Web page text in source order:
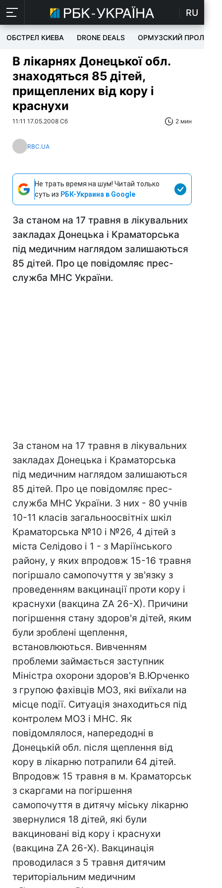
RU
ОБСТРЕЛ КИЕВА DRONE DEALS ОРМУЗСКИЙ ПРОЛИВ
В лікарнях Донецької обл.
знаходяться 85 дітей,
прищеплених від кору і
краснухи
11:11 17.05.2008 Сб 2 мин
RBC.UA
Не трать время на шум! Читай только
суть из РБК-Украина в Google
За станом на 17 травня в лікувальних
закладах Донецька і Краматорська
під медичним наглядом залишаються
85 дітей. Про це повідомляє прес-
служба МНС України.
За станом на 17 травня в лікувальних
закладах Донецька і Краматорська
під медичним наглядом залишаються
85 дітей. Про це повідомляє прес-
служба МНС України. З них - 80 учнів
10-11 класів загальноосвітніх шкіл
Краматорська №10 і №26, 4 дітей з
міста Селідово і 1 - з Маріїнського
району, у яких впродовж 15-16 травня
погіршало самопочуття у зв'язку з
проведенням вакцинації проти кору і
краснухи (вакцина ZA 26-Х). Причини
погіршення стану здоров'я дітей, яким
були зроблені щеплення,
встановлюються. Вивченням
проблеми займається заступник
Міністра охорони здоров'я В.Юрченко
з групою фахівців МОЗ, які виїхали на
місце події. Ситуація знаходиться під
контролем МОЗ і МНС. Як
повідомлялося, напередодні в
Донецькій обл. після щеплення від
кору в лікарню потрапили 64 дітей.
Впродовж 15 травня в м. Краматорськ
з скаргами на погіршення
самопочуття в дитячу міську лікарню
звернулися 18 дітей, які були
вакциновані від кору і краснухи
(вакцина ZA 26-X). Вакцинація
проводилася з 5 травня дитячим
територіальним медичним